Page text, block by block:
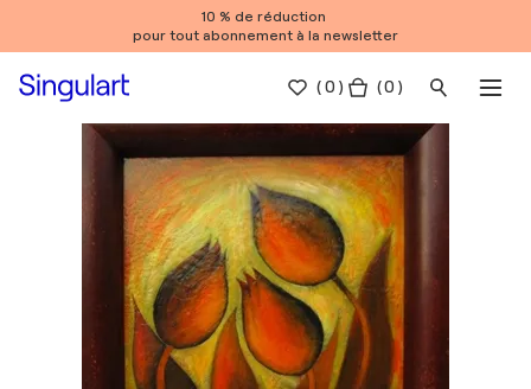
10 % de réduction
pour tout abonnement à la newsletter
(0 ) ( 0 )